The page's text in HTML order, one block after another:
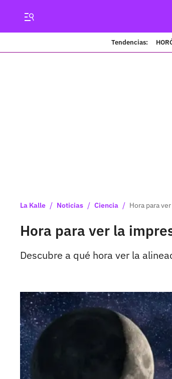
Tendencias:
La Kalle / Noticias / Ciencia / Hora para
Hora para ver la
Descubre a qué hora ver la